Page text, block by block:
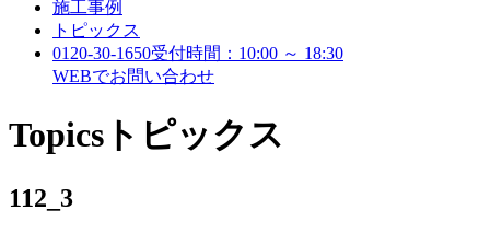
施工事例
トピックス
0120-30-1650受付時間：10:00 ～ 18:30
WEBでお問い合わせ
Topics トピックス
112_3